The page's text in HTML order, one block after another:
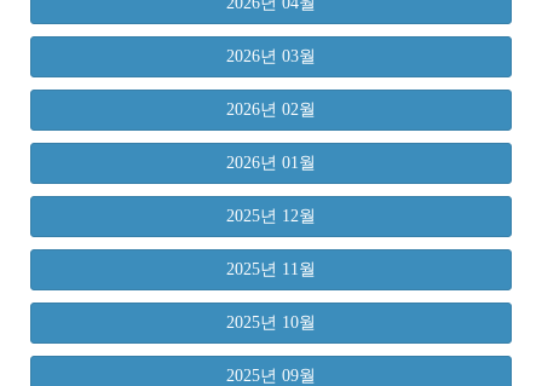
2026년 03월
2026년 02월
2026년 01월
2025년 12월
2025년 11월
2025년 10월
2025년 09월